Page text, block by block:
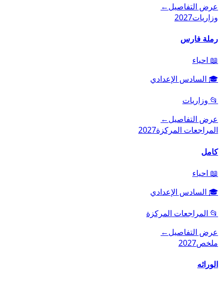
عرض التفاصيل←
وزاريات2027
رملة فارس
📖 احياء
🎓 السادس الإعدادي
📂 وزاريات
عرض التفاصيل←
المراجعات المركزة2027
كامل
📖 احياء
🎓 السادس الإعدادي
📂 المراجعات المركزة
عرض التفاصيل←
ملخص2027
الوراثه